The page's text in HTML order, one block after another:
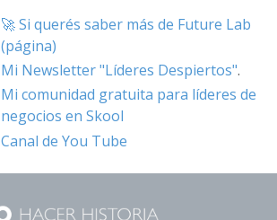
🚀 Si querés saber más de Future Lab
(página)
Mi Newsletter "Líderes Despiertos".
Mi comunidad gratuita para líderes de
negocios en Skool
Canal de You Tube